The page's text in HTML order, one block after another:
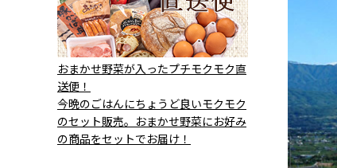
おまかせ野菜が入ったプチモクモク直
送便！
今晩のごはんにちょうど良いモクモク
のセット販売。おまかせ野菜にお好み
の商品をセットでお届け！